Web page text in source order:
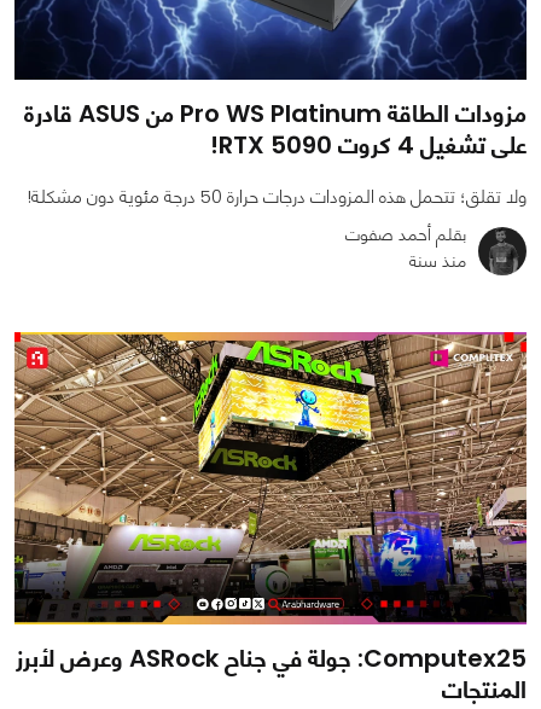
981
0
0
مزودات الطاقة Pro WS Platinum من ASUS قادرة
على تشغيل 4 كروت RTX 5090!
ولا تقلق؛ تتحمل هذه المزودات درجات حرارة 50 درجة مئوية دون مشكلة!
بقلم أحمد صفوت
منذ سنة
Computex25: جولة في جناح ASRock وعرض لأبرز
المنتجات